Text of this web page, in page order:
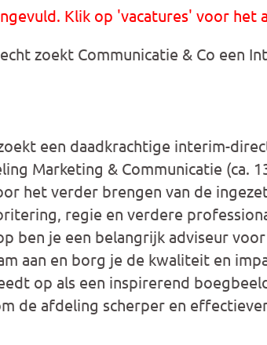
Klik op 'vacatures' voor het
zoekt Communicatie & Co een
een daadkrachtige interim-
Marketing & Communicatie (ca.
het verder brengen van de
regie en verdere
ben je een belangrijk adviseur
aan en borg je de kwaliteit en
op als een inspirerend
de afdeling scherper en